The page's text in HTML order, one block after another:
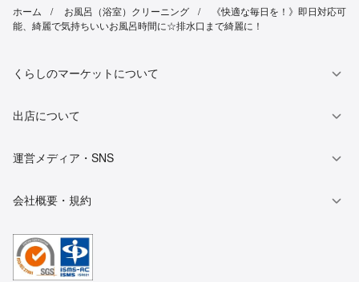
ホーム お風呂（浴室）クリーニング
《快適な毎日を！》即日対応可
能、綺麗で気持ちいいお風呂時間に☆排水口まで綺麗に！
くらしのマーケットについて
出店について
運営メディア・SNS
会社概要・規約